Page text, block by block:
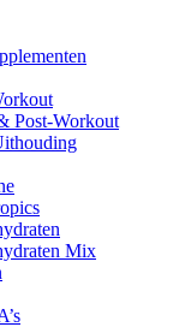
Post-Workout
Mix